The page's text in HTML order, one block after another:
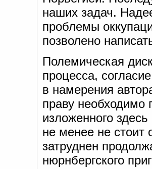
наших задач.
проблемы
позволено
Полемическая
процесса,
в намерения
праву необходимо
изложенного
не менее не стоит
затруднен
нюрнбергского